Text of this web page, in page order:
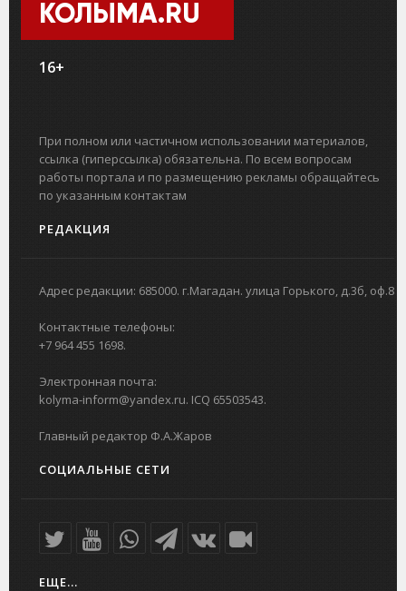
КОЛЫМА.RU
16+
При полном или частичном использовании материалов,
ссылка (гиперссылка) обязательна. По всем вопросам
работы портала и по размещению рекламы обращайтесь
по указанным контактам
РЕДАКЦИЯ
Адрес редакции: 685000. г.Магадан. улица Горького, д.3б, оф.8
Контактные телефоны:
+7 964 455 1698.
Электронная почта:
kolyma-inform@yandex.ru. ICQ 65503543.
Главный редактор Ф.А.Жаров
СОЦИАЛЬНЫЕ СЕТИ
ЕЩЕ...